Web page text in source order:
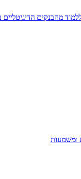
ומשמעות